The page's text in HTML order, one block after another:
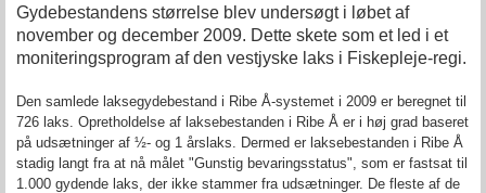
Gydebestandens størrelse blev undersøgt i løbet af
november og december 2009. Dette skete som et led i et
moniteringsprogram af den vestjyske laks i Fiskepleje-regi.
Den samlede laksegydebestand i Ribe Å-systemet i 2009 er beregnet til
726 laks. Opretholdelse af laksebestanden i Ribe Å er i høj grad baseret
på udsætninger af ½- og 1 årslaks. Dermed er laksebestanden i Ribe Å
stadig langt fra at nå målet "Gunstig bevaringsstatus", som er fastsat til
1.000 gydende laks, der ikke stammer fra udsætninger. De fleste af de